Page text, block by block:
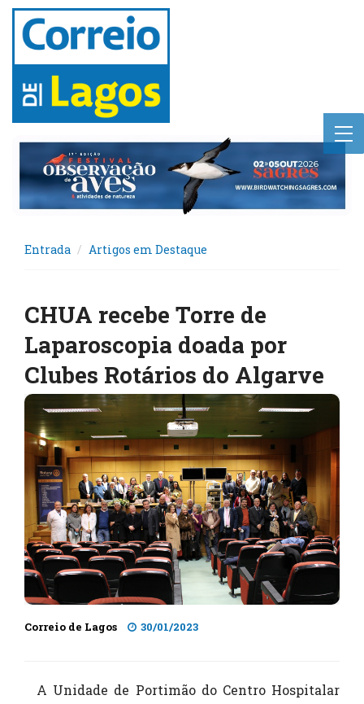
Entrada Artigos em Destaque
CHUA recebe Torre de
Laparoscopia doada por
Clubes Rotários do Algarve
Correio de Lagos 30/01/2023
A Unidade de Portimão do Centro Hospitalar